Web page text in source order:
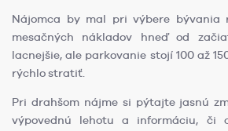
Nájomca by mal pri výbere bývania
mesačných nákladov hneď od
lacnejšie, ale parkovanie stojí 100 až
rýchlo stratiť.
Pri drahšom nájme si pýtajte jasnú
výpovednú lehotu a informáciu, či